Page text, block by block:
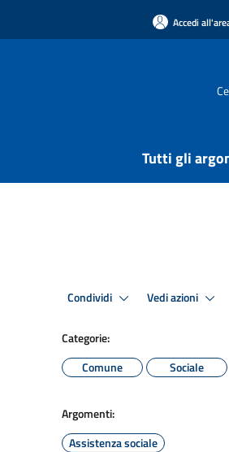
Accedi
Tutti gli
Condividi Vedi azioni
Categorie:
Comune
Sociale
Argomenti:
Assistenza sociale